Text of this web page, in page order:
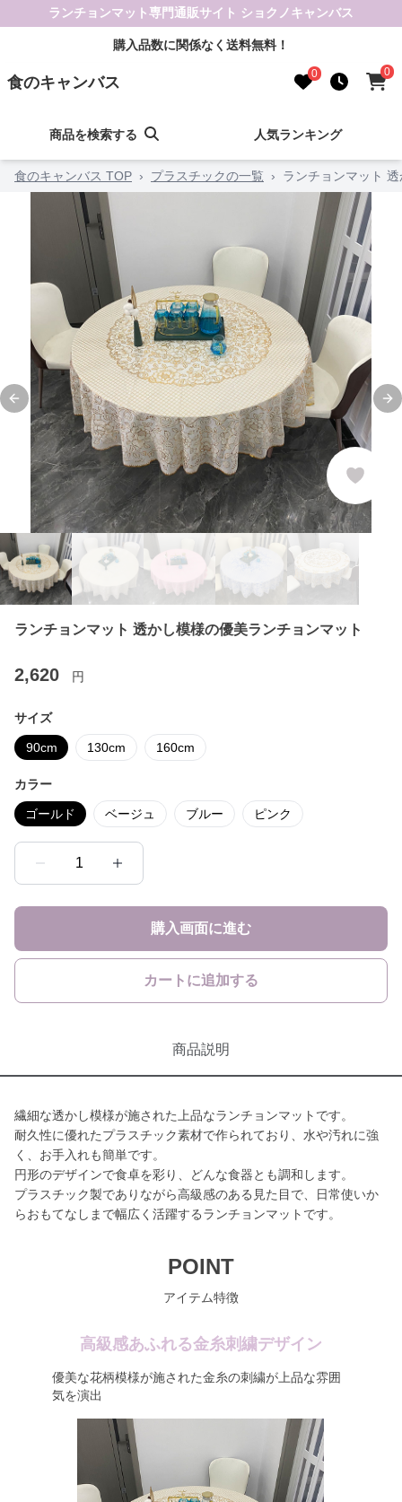
ランチョンマット専門通販サイト ショクノキャンバス
購入品数に関係なく送料無料！
食のキャンバス 0 0
商品を検索する 人気ランキング
食のキャンバス TOP › プラスチックの一覧 › ランチョンマット
Previous slide
ランチョンマット 透かし模様の優美ランチョンマット
2,620 円
サイズ
90cm 130cm 160cm
カラー
ゴールド ベージュ ブルー ピンク
1
購入画面に進む
カートに追加する
商品説明
繊細な透かし模様が施された上品なランチョンマットです。
耐久性に優れたプラスチック素材で作られており、水や汚れに強
く、お手入れも簡単です。
円形のデザインで食卓を彩り、どんな食器とも調和します。
プラスチック製でありながら高級感のある見た目で、日常使いか
らおもてなしまで幅広く活躍するランチョンマットです。
POINT
アイテム特徴
高級感あふれる金糸刺繍デザイン
優美な花柄模様が施された金糸の刺繍が上品な雰囲
気を演出